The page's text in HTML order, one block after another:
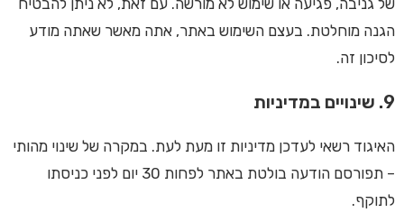
של גניבה, פגיעה או שימוש לא מורשה. עם זאת, לא ניתן להבטיח
הגנה מוחלטת. בעצם השימוש באתר, אתה מאשר שאתה מודע
לסיכון זה.
9. שינויים במדיניות
האיגוד רשאי לעדכן מדיניות זו מעת לעת. במקרה של שינוי מהותי
– תפורסם הודעה בולטת באתר לפחות 30 יום לפני כניסתו
לתוקף.